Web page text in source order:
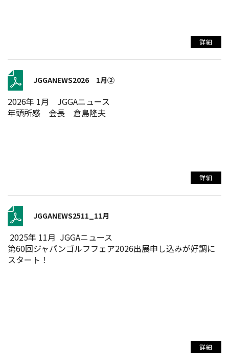
詳細
JGGANEWS2026 1月②
2026年 1月 JGGAニュース
年頭所感 会長 倉島隆夫
詳細
JGGANEWS2511_11月
2025年 11月 JGGAニュース
第60回ジャパンゴルフフェア2026出展申し込みが好調に
スタート！
詳細